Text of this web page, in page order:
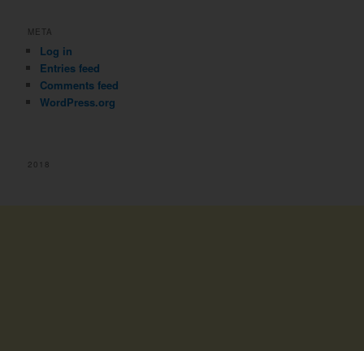
META
Log in
Entries feed
Comments feed
WordPress.org
2018